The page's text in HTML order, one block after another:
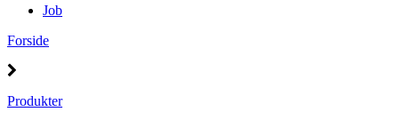
Job
Forside
Produkter